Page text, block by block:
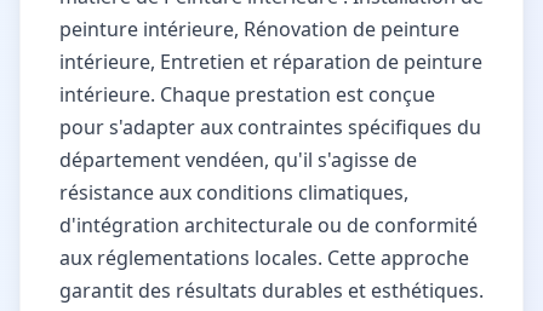
peinture intérieure, Rénovation de peinture
intérieure, Entretien et réparation de peinture
intérieure. Chaque prestation est conçue
pour s'adapter aux contraintes spécifiques du
département vendéen, qu'il s'agisse de
résistance aux conditions climatiques,
d'intégration architecturale ou de conformité
aux réglementations locales. Cette approche
garantit des résultats durables et esthétiques.